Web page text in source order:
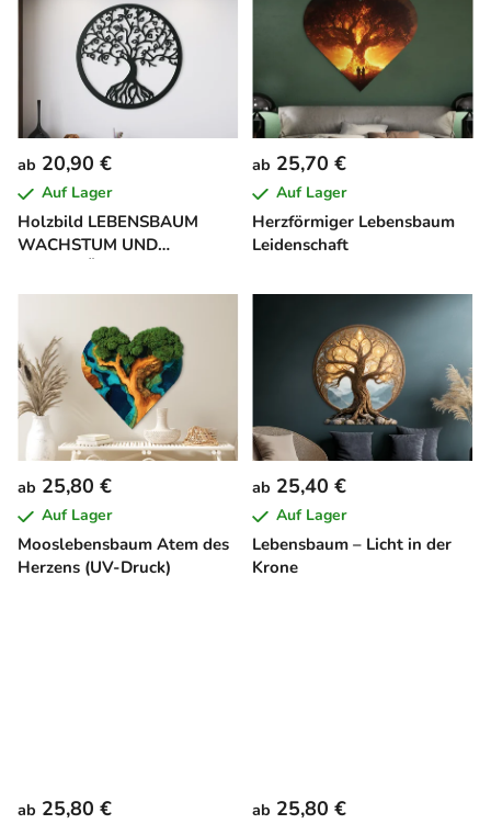
Holzbild LEBENSBAUM
WACHSTUM UND
ab 20,90 €
Auf Lager
Herzförmiger Lebensbaum
Leidenschaft
ab 25,70 €
Auf Lager
Mooslebensbaum Atem des
Herzens (UV-Druck)
ab 25,80 €
Auf Lager
Lebensbaum – Licht in der
Krone
ab 25,40 €
Auf Lager
ab 25,80 € ab 25,80 €